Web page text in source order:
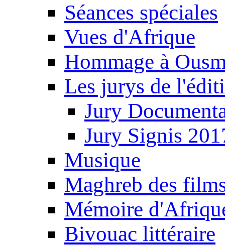
Séances spéciales
Vues d'Afrique
Hommage à
Les jurys de
Jury
Jury Signis
Musique
Maghreb des
Mémoire
Bivouac littéraire